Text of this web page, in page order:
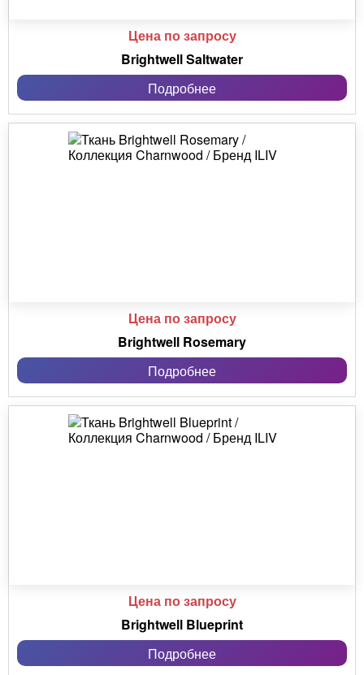
Цена по запросу
Brightwell Saltwater
Подробнее
Цена по запросу
Brightwell Rosemary
Подробнее
Цена по запросу
Brightwell Blueprint
Подробнее